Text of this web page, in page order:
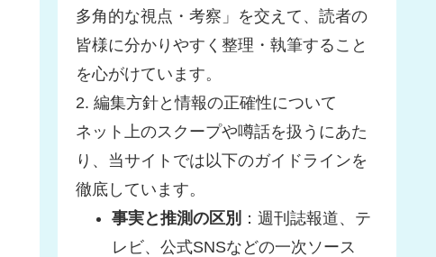
多角的な視点・考察」を交えて、読者の
皆様に分かりやすく整理・執筆すること
を心がけています。
2. 編集方針と情報の正確性について
ネット上のスクープや噂話を扱うにあた
り、当サイトでは以下のガイドラインを
徹底しています。
事実と推測の区別 ：週刊誌報道、テ
レビ、公式SNSなどの一次ソース